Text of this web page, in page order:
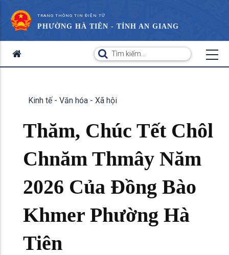
TRANG THÔNG TIN ĐIỆN TỬ
PHƯỜNG HÀ TIÊN - TỈNH AN GIANG
Kinh tế - Văn hóa - Xã hội
Thăm, Chúc Tết Chôl
Chnăm Thmây Năm
2026 Của Đồng Bào
Khmer Phường Hà
Tiên